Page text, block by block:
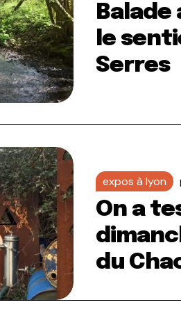
Balade
le
Serres
expos à lyon
On a
du